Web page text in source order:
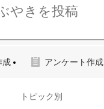
やきを投稿
成 アンケート作成
トピック別